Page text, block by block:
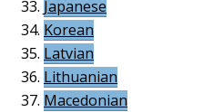
Japanese
Korean
Latvian
Lithuanian
Macedonian